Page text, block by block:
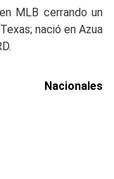
MLB cerrando un
nació en Azua
Nacionales